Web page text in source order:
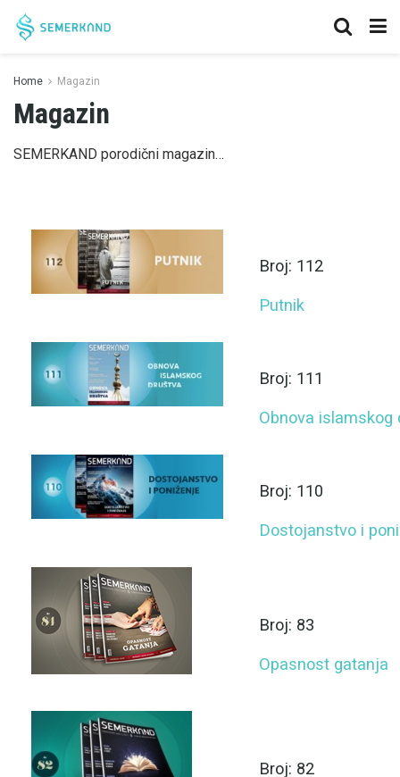
Home Magazin
Magazin
SEMERKAND porodični magazin…
Broj: 112
Putnik
Broj: 111
Obnova islamskog
Broj: 110
Dostojanstvo i
Broj: 83
Opasnost gatanja
Broj: 82